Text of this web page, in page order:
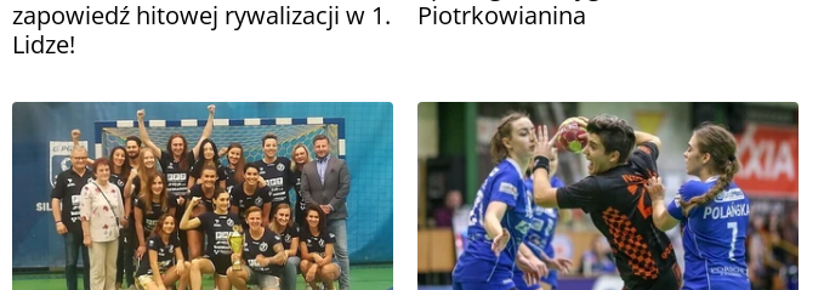
zapowiedź hitowej rywalizacji w 1.
Lidze!
Piotrkowianina